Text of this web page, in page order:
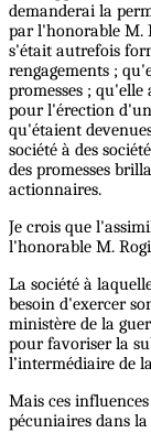
demanderai la
par l'honorable M.
s'était autrefois
rengagements ;
promesses ;
pour l'érection
qu'étaient
société à des
des promesses
actionnaires.
Je crois que
l'honorable M.
La société à
besoin d'exercer
ministère de la
pour favoriser la
l’intermédiaire de
Mais ces
pécuniaires dans